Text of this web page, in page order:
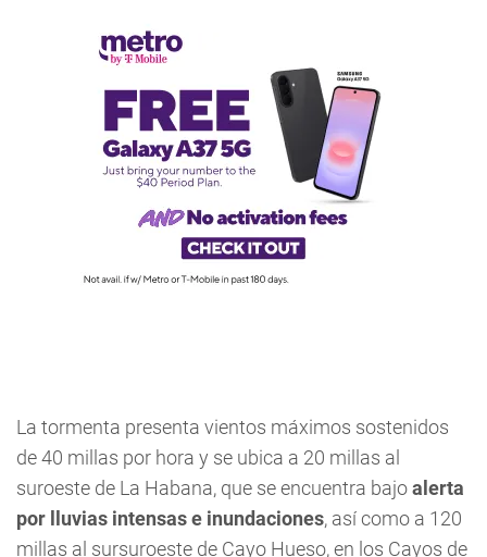
La tormenta presenta vientos máximos sostenidos
de 40 millas por hora y se ubica a 20 millas al
suroeste de La Habana, que se encuentra bajoalerta
por lluvias intensas e inundaciones, así como a 120
millas al sursuroeste de Cayo Hueso, en los Cayos de